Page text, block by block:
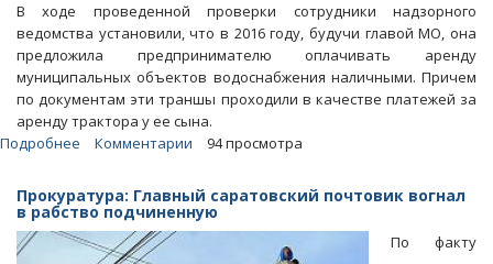
В ходе проведенной проверки сотрудники надзорного
ведомства установили, что в 2016 году, будучи главой МО, она
предложила предпринимателю оплачивать аренду
муниципальных объектов водоснабжения наличными. Причем
по документам эти траншы проходили в качестве платежей за
аренду трактора у ее сына.
Подробнее
заставили
лишить
полномочий
подозреваемую
Комментарии 94 просмотра
Прокуратура: Главный саратовский почтовик вогнал
в рабство подчиненную
По факту